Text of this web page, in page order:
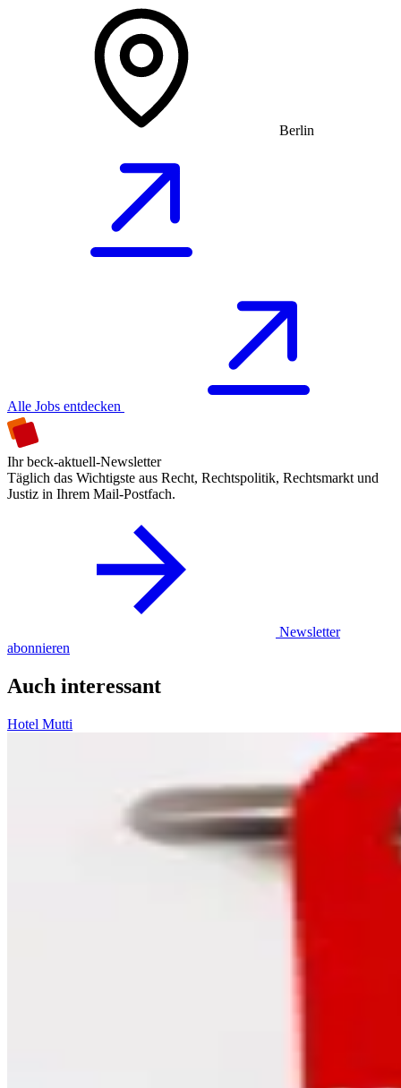
Berlin
Alle Jobs entdecken
Ihr beck-aktuell-Newsletter
Täglich das Wichtigste aus Recht, Rechtspolitik, Rechtsmarkt und
Justiz in Ihrem Mail-Postfach.
Newsletter
abonnieren
Auch interessant
Hotel Mutti